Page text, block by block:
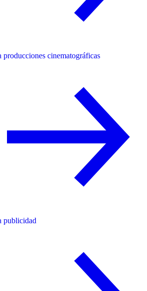
producciones cinematográficas
publicidad